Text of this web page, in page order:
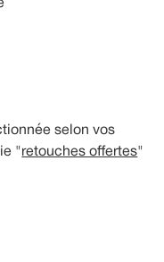
selon vos
" retouches offertes"